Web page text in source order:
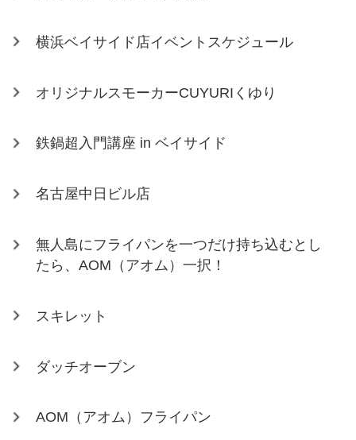
横浜ベイサイド店イベントスケジュール
オリジナルスモーカーCUYURIくゆり
鉄鍋超入門講座 in ベイサイド
名古屋中日ビル店
無人島にフライパンを一つだけ持ち込むとし
たら、AOM（アオム）一択！
スキレット
ダッチオーブン
AOM（アオム）フライパン